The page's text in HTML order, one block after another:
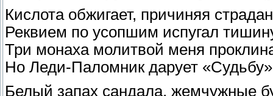
Кислота обжигает, причиняя
Реквием по усопшим испугал
Три монаха молитвой меня
Но Леди-Паломник дарует
Белый запах сандала, жемчужные